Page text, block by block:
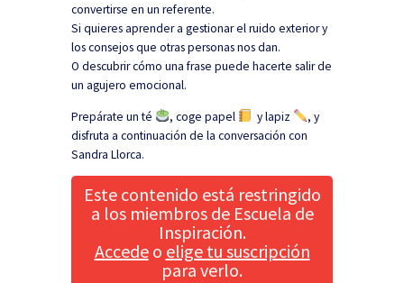
convertirse en un referente.
Si quieres aprender a gestionar el ruido exterior y
los consejos que otras personas nos dan.
O descubrir cómo una frase puede hacerte salir de
un agujero emocional.
Prepárate un té , coge papel y lapiz
, y
disfruta a continuación de la conversación con
Sandra Llorca.
Este contenido está restringido
a los miembros de Escuela de
Inspiración.
Accedeo elige tu suscripción
para verlo.